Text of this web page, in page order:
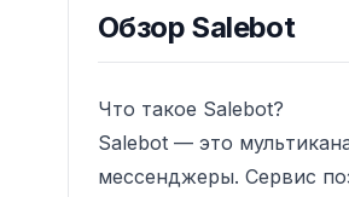
Обзор Salebot
Что такое Salebot?
Salebot — это
мессенджеры. Сервис